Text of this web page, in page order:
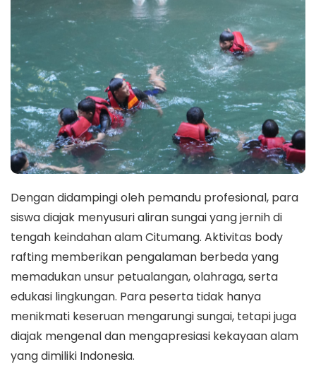
Dengan didampingi oleh pemandu profesional, para
siswa diajak menyusuri aliran sungai yang jernih di
tengah keindahan alam Citumang. Aktivitas body
rafting memberikan pengalaman berbeda yang
memadukan unsur petualangan, olahraga, serta
edukasi lingkungan. Para peserta tidak hanya
menikmati keseruan mengarungi sungai, tetapi juga
diajak mengenal dan mengapresiasi kekayaan alam
yang dimiliki Indonesia.